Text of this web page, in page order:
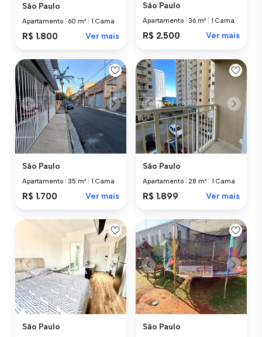
São Paulo
Apartamento 60 m² 1 Cama
R$ 1.800 Ver mais
São Paulo
Apartamento |36 m² 1 Cama
R$ 2.500 Ver mais
São Paulo
Apartamento |35 m² 1 Cama
R$ 1.700 Ver mais
São Paulo
Apartamento |28 m² 1 Cama
R$ 1.899 Ver mais
São Paulo São Paulo